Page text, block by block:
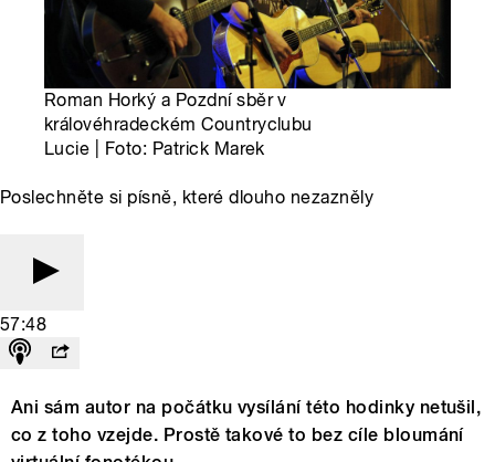
Roman Horký a Pozdní sběr v
královéhradeckém Countryclubu
Lucie | Foto: Patrick Marek
Poslechněte si písně, které dlouho nezazněly
57:48
Ani sám autor na počátku vysílání této hodinky netušil,
co z toho vzejde. Prostě takové to bez cíle bloumání